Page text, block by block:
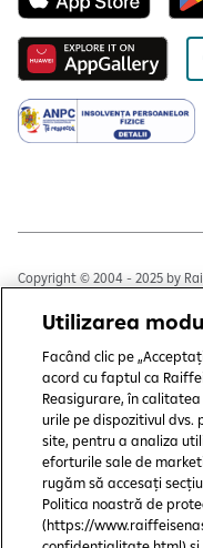
Copyright © 2004 - 2025 by
Termeni și condiții
Politică de utilizare
Preferințe cookie-uri
Politica de
Protecția consumatorului
CSALB
Utilizarea
Facând clic pe
acord cu faptul ca
Reasigurare, în
urile pe dispozitivul
site, pentru a analiza
eforturile sale de
rugăm să accesați
Politica noastră de
(https://